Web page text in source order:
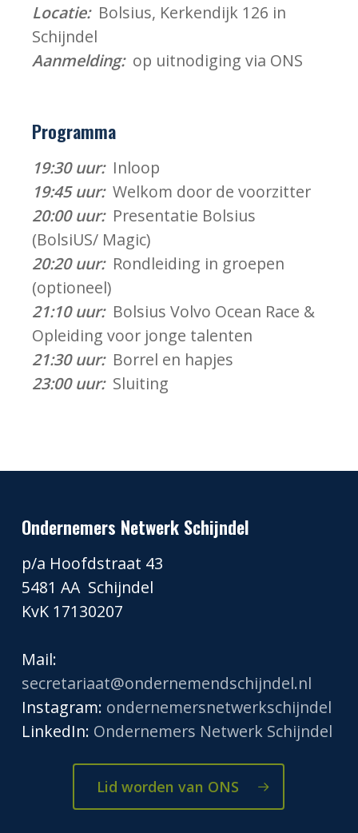
Locatie:Bolsius, Kerkendijk 126 in
Schijndel
Aanmelding:op uitnodiging via ONS
Programma
19:30 uur:Inloop
19:45 uur: Welkom door de voorzitter
20:00 uur:Presentatie Bolsius
(BolsiUS/ Magic)
20:20 uur:Rondleiding in groepen
(optioneel)
21:10 uur:Bolsius Volvo Ocean Race &
Opleiding voor jonge talenten
21:30 uur:Borrel en hapjes
23:00 uur:Sluiting
Ondernemers Netwerk Schijndel
p/a Hoofdstraat 43
5481 AA Schijndel
KvK 17130207
Mail:
secretariaat@ondernemendschijndel.nl
Instagram: ondernemersnetwerkschijndel
LinkedIn: Ondernemers Netwerk Schijndel
Lid worden van ONS